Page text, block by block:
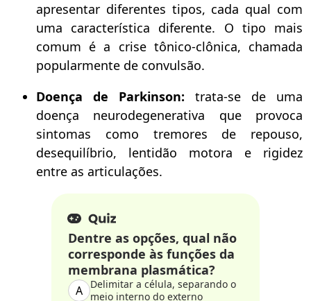
apresentar diferentes tipos, cada qual com
uma característica diferente. O tipo mais
comum é a crise tônico-clônica, chamada
popularmente de convulsão.
Doença de Parkinson: trata-se de uma
doença neurodegenerativa que provoca
sintomas como tremores de repouso,
desequilíbrio, lentidão motora e rigidez
entre as articulações.
Dentre as opções, qual não
corresponde às funções da
membrana plasmática?
A
Delimitar a célula, separando o
meio interno do externo